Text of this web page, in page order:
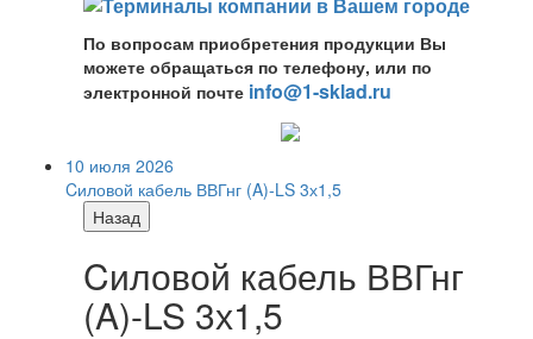
По вопросам приобретения продукции Вы
можете обращаться по телефону, или по
электронной почте info@1-sklad.ru
10 июля 2026
Cиловой кабель ВВГнг (A)-LS 3х1,5
Назад
Cиловой кабель ВВГнг
(A)-LS 3х1,5